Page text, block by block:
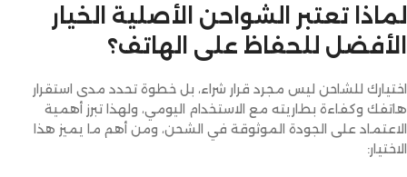
لماذا تعتبر الشواحن الأصلية الخيار
الأفضل للحفاظ على الهاتف؟
اختيارك للشاحن ليس مجرد قرار شراء، بل خطوة تحدد مدى استقرار
هاتفك وكفاءة بطاريته مع الاستخدام اليومي، ولهذا تبرز أهمية
الاعتماد على الجودة الموثوقة في الشحن، ومن أهم ما يميز هذا
الاختيار: